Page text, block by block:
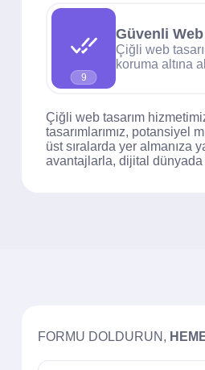
9
Güvenli
Çiğli web
koruma altına
Çiğli web tasarım
tasarımlarımız, potansiyel
üst sıralarda yer almanıza
avantajlarla, dijital
FORMU DOLDURUN,